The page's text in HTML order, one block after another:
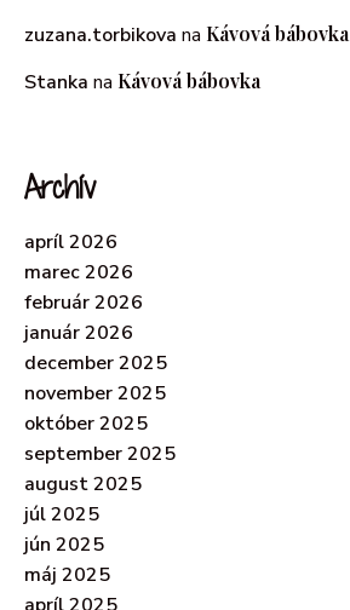
zuzana.torbikova na Kávová bábovka
Stanka na Kávová bábovka
Archív
apríl 2026
marec 2026
február 2026
január 2026
december 2025
november 2025
október 2025
september 2025
august 2025
júl 2025
jún 2025
máj 2025